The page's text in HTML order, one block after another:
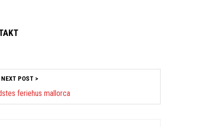
NEXT POST >
feriehus mallorca